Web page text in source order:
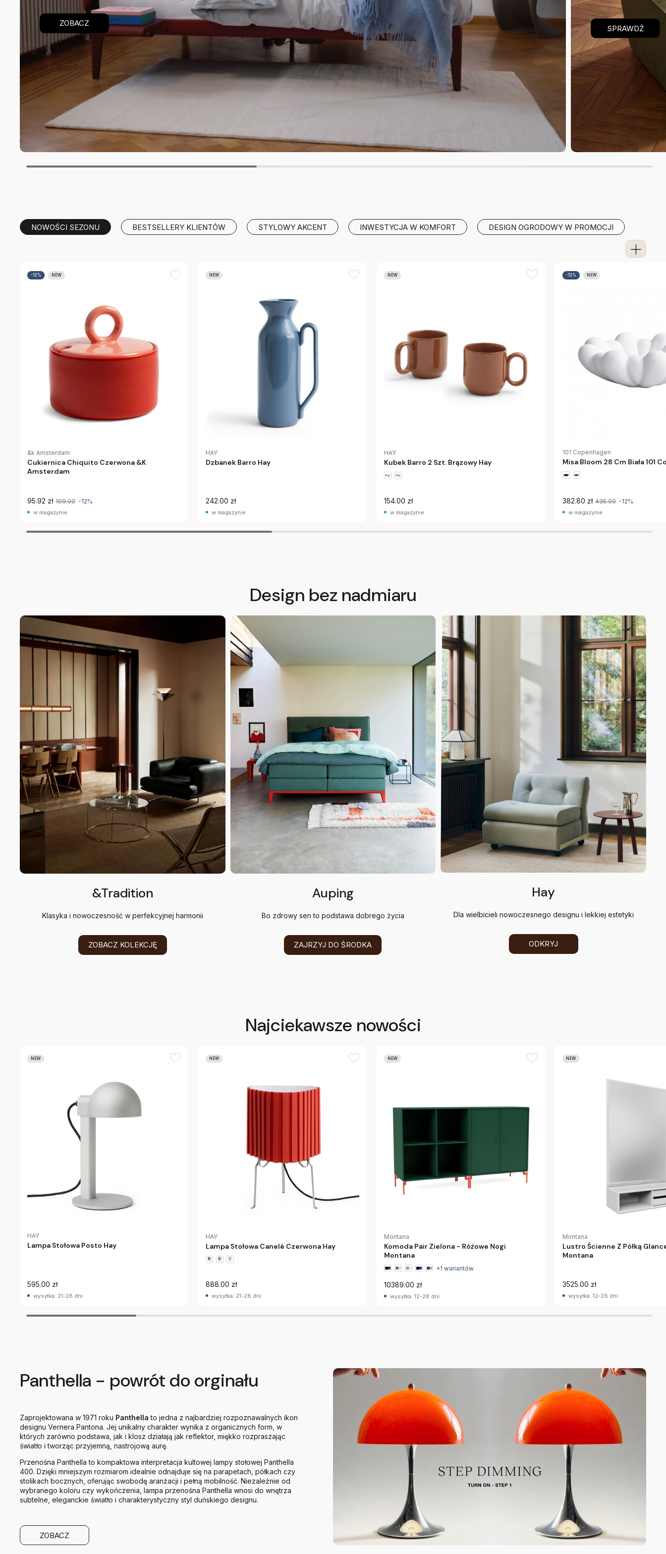
ZOBACZ
SPRAWDŹ
NOWOŚCI SEZONU BESTSELLERY KLIENTÓW STYLOWY AKCENT INWESTYCJA W KOMFORT DESIGN OGRODOWY W PROMOCJI
-12% NEW
&k Amsterdam
Cukiernica Chiquito Czerwona &K
Amsterdam
95.92 zł 109.00 -12%
w magazynie
NEW
HAY
Dzbanek Barro Hay
242.00 zł
w magazynie
NEW
HAY
Kubek Barro 2 Szt. Brązowy Hay
154.00 zł
w magazynie
-12% NEW
101 Copenhagen
Misa Bloom 28 Cm Biała 101
382.80 zł 435.00 -12%
w magazynie
Design bez nadmiaru
&Tradition
Klasyka i nowoczesność w perfekcyjnej harmonii
ZOBACZ KOLEKCJĘ
Auping
Bo zdrowy sen to podstawa dobrego życia
ZAJRZYJ DO ŚRODKA
Hay
Dla wielbicieli nowoczesnego designu i lekkiej estetyki
ODKRYJ
Najciekawsze nowości
NEW
HAY
Lampa Stołowa Posto Hay
595.00 zł
wysyłka: 21-28 dni
NEW
HAY
Lampa Stołowa Canelé Czerwona Hay
888.00 zł
wysyłka: 21-28 dni
NEW
Montana
Komoda Pair Zielona - Różowe Nogi
Montana
+1 wariantów
10389.00 zł
wysyłka: 12-28 dni
NEW
Montana
Lustro Ścienne Z Półką
Montana
3525.00 zł
wysyłka: 12-28 dni
Panthella - powrót do orginału
Zaprojektowana w 1971 roku Panthella to jedna z najbardziej rozpoznawalnych ikon
designu Vernera Pantona. Jej unikalny charakter wynika z organicznych form, w
których zarówno podstawa, jak i klosz działają jak reflektor, miękko rozpraszając
światło i tworząc przyjemną, nastrojową aurę.
Przenośna Panthella to kompaktowa interpretacja kultowej lampy stołowej Panthella
400. Dzięki mniejszym rozmiarom idealnie odnajduje się na parapetach, półkach czy
stolikach bocznych, oferując swobodę aranżacji i pełną mobilność. Niezależnie od
wybranego koloru czy wykończenia, lampa przenośna Panthella wnosi do wnętrza
subtelne, eleganckie światło i charakterystyczny styl duńskiego designu.
ZOBACZ